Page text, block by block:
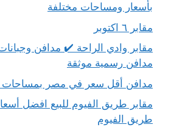
بأسعار ومساحات مختلفة
مقابر ٦ اكتوبر
مقابر وادي الراحة ✔️ مدافن
مدافن رسمية موثقة
مدافن أقل سعر في مصر بمساحات
مقابر طريق الفيوم للبيع افضل
طريق الفيوم